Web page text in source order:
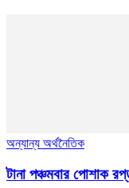
অন্যান্য অর্থনৈতিক
টানা পঞ্চমবার পোশাক